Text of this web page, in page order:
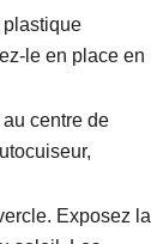
plastique
le en place en
centre de
Exposez la